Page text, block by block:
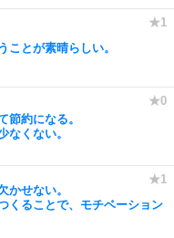
ことが素晴らしい。
節約になる。
なくない。
かせない。
くることで、モチベーション